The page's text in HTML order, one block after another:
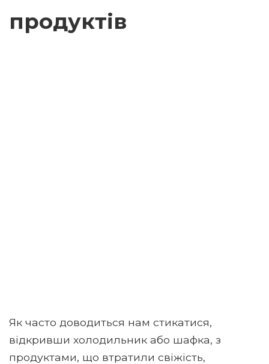
продуктів
Як часто доводиться нам стикатися,
відкривши холодильник або шафка, з
продуктами, що втратили свіжість,